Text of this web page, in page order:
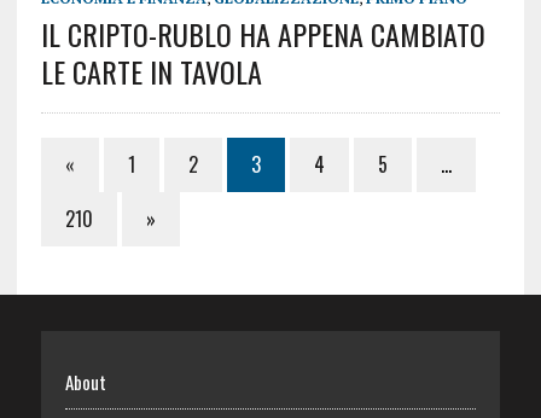
IL CRIPTO-RUBLO HA APPENA CAMBIATO
LE CARTE IN TAVOLA
« 1 2 3 4 5
…
210
»
About